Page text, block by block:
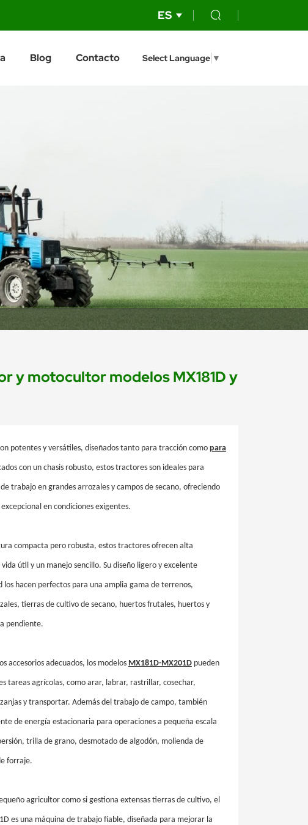
ES
Blog Contacto Select Language ▼
y motocultor modelos MX181D y
potentes y versátiles, diseñados tanto para tracción como para
con un chasis robusto, estos tractores son ideales para
trabajo en grandes arrozales y campos de secano, ofreciendo
en condiciones exigentes.
compacta pero robusta, estos tractores ofrecen alta
útil y un manejo sencillo. Su diseño ligero y excelente
los hacen perfectos para una amplia gama de terrenos,
tierras de cultivo de secano, huertos frutales, huertos y
pendiente.
accesorios adecuados, los modelos MX181D-MX201Dpueden
tareas agrícolas, como arar, labrar, rastrillar, cosechar,
y transportar. Además del trabajo de campo, también
de energía estacionaria para operaciones a pequeña escala
trilla de grano, desmotado de algodón, molienda de
forraje.
agricultor como si gestiona extensas tierras de cultivo, el
es una máquina de trabajo fiable, diseñada para mejorar la